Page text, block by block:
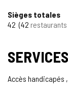
Sièges totales
42 42 restaurants
SERVICES
Accès handicapés